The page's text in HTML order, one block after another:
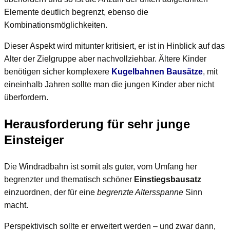
Elemente deutlich begrenzt, ebenso die
Kombinationsmöglichkeiten.
Dieser Aspekt wird mitunter kritisiert, er ist in Hinblick auf das
Alter der Zielgruppe aber nachvollziehbar. Ältere Kinder
benötigen sicher komplexere Kugelbahnen Bausätze, mit
eineinhalb Jahren sollte man die jungen Kinder aber nicht
überfordern.
Herausforderung für sehr junge
Einsteiger
Die Windradbahn ist somit als guter, vom Umfang her
begrenzter und thematisch schöner Einstiegsbausatz
einzuordnen, der für eine begrenzte Altersspanne Sinn
macht.
Perspektivisch sollte er erweitert werden – und zwar dann,